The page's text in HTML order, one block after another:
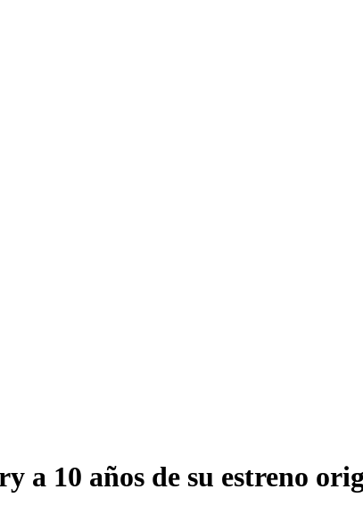
a 10 años de su estreno